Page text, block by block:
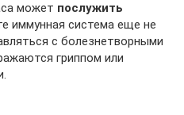
может послужить
иммунная система еще не
с болезнетворными
гриппом или